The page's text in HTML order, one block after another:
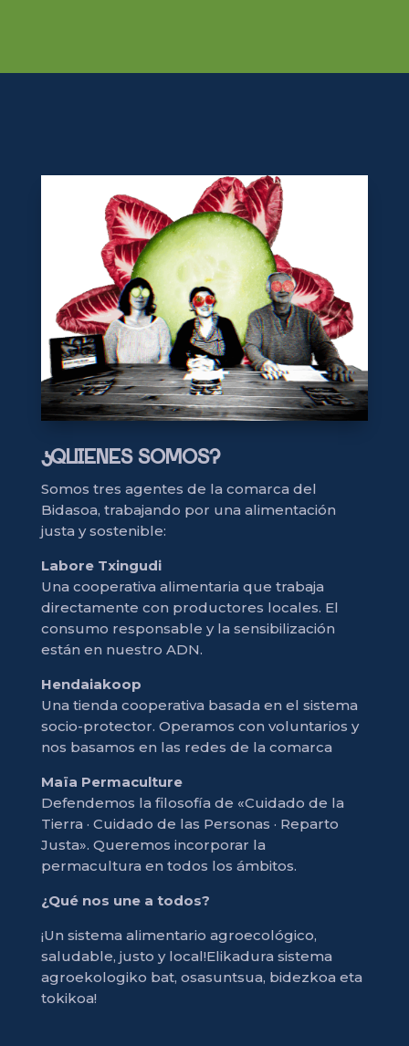
¿QUIENES SOMOS?
Somos tres agentes de la comarca del
Bidasoa, trabajando por una alimentación
justa y sostenible:
Labore Txingudi
Una cooperativa alimentaria que trabaja
directamente con productores locales. El
consumo responsable y la sensibilización
están en nuestro ADN.
Hendaiakoop
Una tienda cooperativa basada en el sistema
socio-protector. Operamos con voluntarios y
nos basamos en las redes de la comarca
Maïa Permaculture
Defendemos la filosofía de «Cuidado de la
Tierra · Cuidado de las Personas · Reparto
Justa». Queremos incorporar la
permacultura en todos los ámbitos.
¿Qué nos une a todos?
¡Un sistema alimentario agroecológico,
saludable, justo y local!Elikadura sistema
agroekologiko bat, osasuntsua, bidezkoa eta
tokikoa!